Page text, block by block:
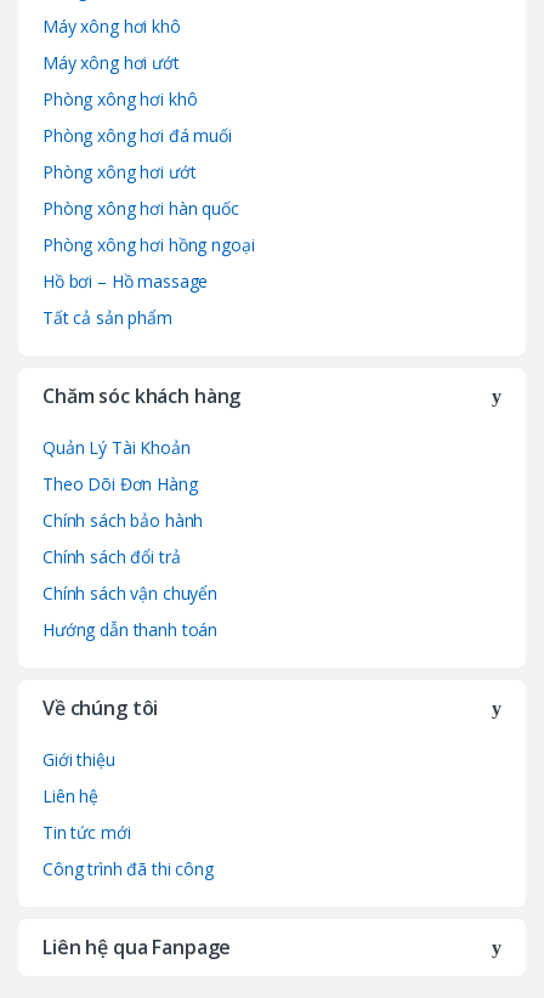
Máy xông hơi khô
Máy xông hơi ướt
Phòng xông hơi khô
Phòng xông hơi đá muối
Phòng xông hơi ướt
Phòng xông hơi hàn quốc
Phòng xông hơi hồng ngoại
Hồ bơi – Hồ massage
Tất cả sản phẩm
Chăm sóc khách hàng
Quản Lý Tài Khoản
Theo Dõi Đơn Hàng
Chính sách bảo hành
Chính sách đổi trả
Chính sách vận chuyển
Hướng dẫn thanh toán
Về chúng tôi
Giới thiệu
Liên hệ
Tin tức mới
Công trình đã thi công
Liên hệ qua Fanpage